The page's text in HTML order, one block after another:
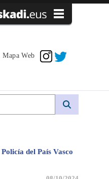
Mapa Web
del País Vasco